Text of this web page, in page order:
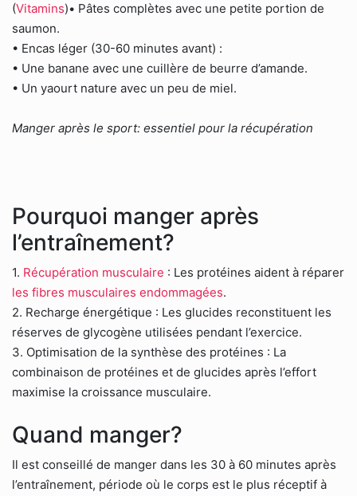
(Vitamins)• Pâtes complètes avec une petite portion de
saumon.
• Encas léger (30-60 minutes avant) :
• Une banane avec une cuillère de beurre d’amande.
• Un yaourt nature avec un peu de miel.
Manger après le sport: essentiel pour la récupération
Pourquoi manger après
l’entraînement?
1. Récupération musculaire : Les protéines aident à réparer
les fibres musculaires endommagées.
2. Recharge énergétique : Les glucides reconstituent les
réserves de glycogène utilisées pendant l’exercice.
3. Optimisation de la synthèse des protéines : La
combinaison de protéines et de glucides après l’effort
maximise la croissance musculaire.
Quand manger?
Il est conseillé de manger dans les 30 à 60 minutes après
l’entraînement, période où le corps est le plus réceptif à